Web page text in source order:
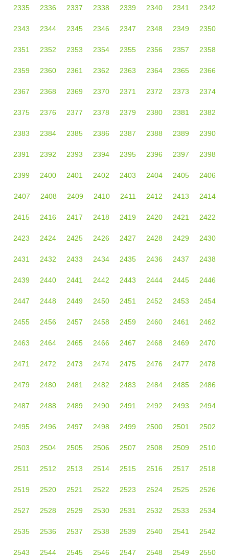
2335 2336 2337 2338 2339 2340 2341 2342
2343 2344 2345 2346 2347 2348 2349 2350
2351 2352 2353 2354 2355 2356 2357 2358
2359 2360 2361 2362 2363 2364 2365 2366
2367 2368 2369 2370 2371 2372 2373 2374
2375 2376 2377 2378 2379 2380 2381 2382
2383 2384 2385 2386 2387 2388 2389 2390
2391 2392 2393 2394 2395 2396 2397 2398
2399 2400 2401 2402 2403 2404 2405 2406
2407 2408 2409 2410 2411 2412 2413 2414
2415 2416 2417 2418 2419 2420 2421 2422
2423 2424 2425 2426 2427 2428 2429 2430
2431 2432 2433 2434 2435 2436 2437 2438
2439 2440 2441 2442 2443 2444 2445 2446
2447 2448 2449 2450 2451 2452 2453 2454
2455 2456 2457 2458 2459 2460 2461 2462
2463 2464 2465 2466 2467 2468 2469 2470
2471 2472 2473 2474 2475 2476 2477 2478
2479 2480 2481 2482 2483 2484 2485 2486
2487 2488 2489 2490 2491 2492 2493 2494
2495 2496 2497 2498 2499 2500 2501 2502
2503 2504 2505 2506 2507 2508 2509 2510
2511 2512 2513 2514 2515 2516 2517 2518
2519 2520 2521 2522 2523 2524 2525 2526
2527 2528 2529 2530 2531 2532 2533 2534
2535 2536 2537 2538 2539 2540 2541 2542
2543 2544 2545 2546 2547 2548 2549 2550